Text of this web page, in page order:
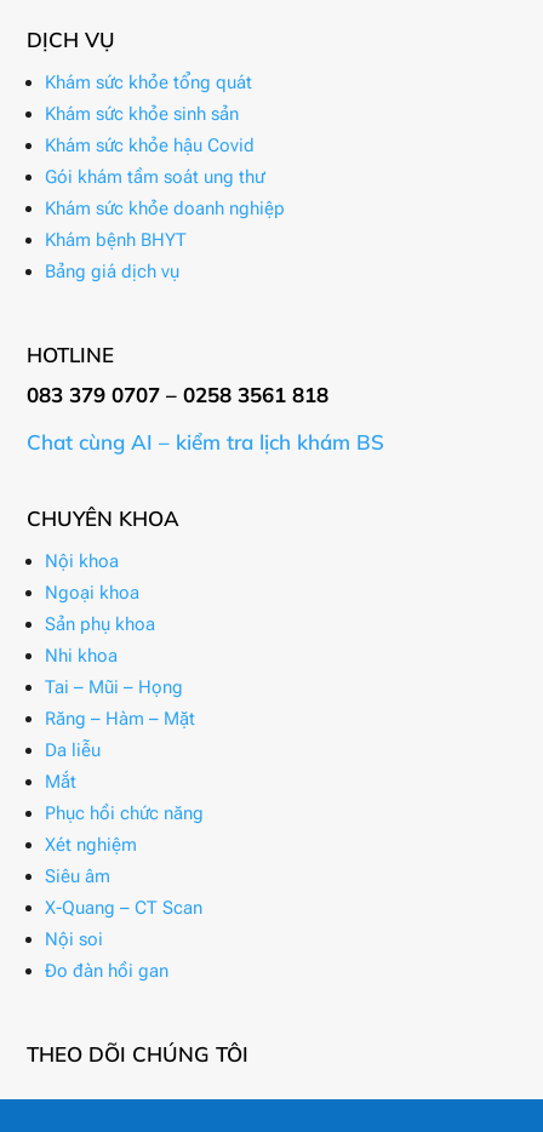
DỊCH VỤ
Khám sức khỏe tổng quát
Khám sức khỏe sinh sản
Khám sức khỏe hậu Covid
Gói khám tầm soát ung thư
Khám sức khỏe doanh nghiệp
Khám bệnh BHYT
Bảng giá dịch vụ
HOTLINE
083 379 0707 – 0258 3561 818
Chat cùng AI – kiểm tra lịch khám BS
CHUYÊN KHOA
Nội khoa
Ngoại khoa
Sản phụ khoa
Nhi khoa
Tai – Mũi – Họng
Răng – Hàm – Mặt
Da liễu
Mắt
Phục hồi chức năng
Xét nghiệm
Siêu âm
X-Quang – CT Scan
Nội soi
Đo đàn hồi gan
THEO DÕI CHÚNG TÔI